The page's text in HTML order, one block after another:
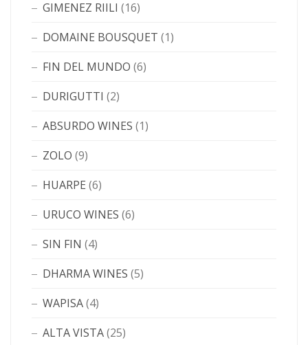
GIMENEZ RIILI (16)
DOMAINE BOUSQUET (1)
FIN DEL MUNDO (6)
DURIGUTTI (2)
ABSURDO WINES (1)
ZOLO (9)
HUARPE (6)
URUCO WINES (6)
SIN FIN (4)
DHARMA WINES (5)
WAPISA(4)
ALTA VISTA(25)